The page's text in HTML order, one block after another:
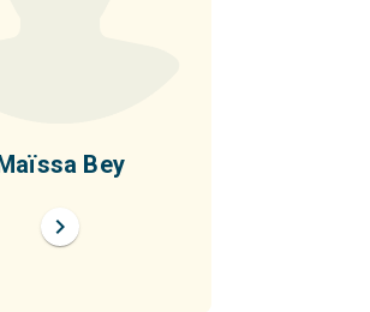
Bey
chevron_right